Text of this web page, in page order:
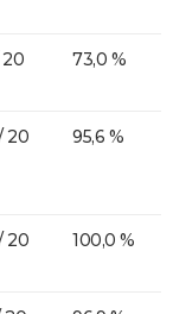
20 73,0 %
20 95,6 %
20 100,0 %